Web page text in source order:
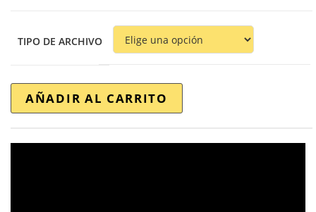
TIPO DE ARCHIVO
AÑADIR AL CARRITO